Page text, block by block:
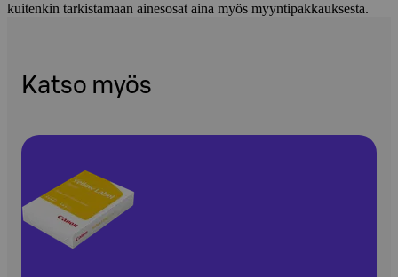
kuitenkin tarkistamaan ainesosat aina myös myyntipakkauksesta.
Katso myös